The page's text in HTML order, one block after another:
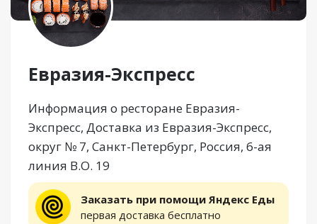
Евразия-Экспресс
Информация о ресторане Евразия-
Экспресс, Доставка из Евразия-Экспресс,
округ № 7, Санкт-Петербург, Россия, 6-ая
линия В.О. 19
Заказать при помощи Яндекс Еды
первая доставка бесплатно